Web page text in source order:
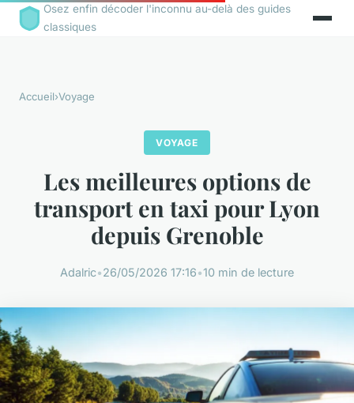
Osez enfin décoder l'inconnu au-delà des guides
classiques
Accueil›Voyage
VOYAGE
Les meilleures options de
transport en taxi pour Lyon
depuis Grenoble
Adalric•26/05/2026 17:16•10 min de lecture